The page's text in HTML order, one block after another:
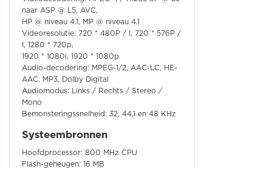
naar ASP @ L5, AVC,
HP @ niveau 4.1, MP @ niveau 4.1
Videoresolutie: 720 * 480P / I, 720 * 576P /
I, 1280 * 720p,
1920 * 1080i, 1920 * 1080p
Audio-decodering: MPEG-1/2, AAC-LC, HE-
AAC, MP3, Dolby Digital
Audiomodus: Links / Rechts / Stereo /
Mono
Bemonsteringssnelheid: 32, 44,1 en 48 KHz
Systeembronnen
Hoofdprocessor: 800 MHz CPU
Flash-geheugen: 16 MB